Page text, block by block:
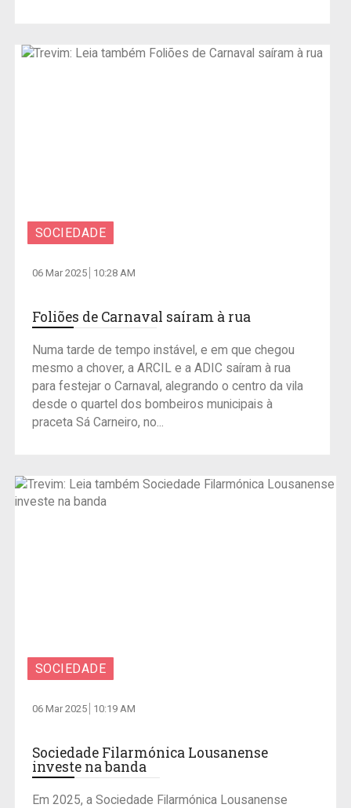
SOCIEDADE
06 Mar 2025 10:28 AM
Foliões de Carnaval saíram à rua
Numa tarde de tempo instável, e em que chegou
mesmo a chover, a ARCIL e a ADIC saíram à rua
para festejar o Carnaval, alegrando o centro da vila
desde o quartel dos bombeiros municipais à
praceta Sá Carneiro, no...
SOCIEDADE
06 Mar 2025 10:19 AM
Sociedade Filarmónica Lousanense
investe na banda
Em 2025, a Sociedade Filarmónica Lousanense